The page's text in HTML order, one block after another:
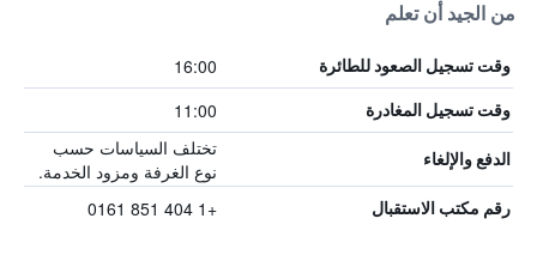
من الجيد أن تعلم
وقت تسجيل الصعود للطائرة 16:00
وقت تسجيل المغادرة 11:00
الدفع والإلغاء
تختلف السياسات حسب
نوع الغرفة ومزود الخدمة.
رقم مكتب الاستقبال +1 404 851 0161